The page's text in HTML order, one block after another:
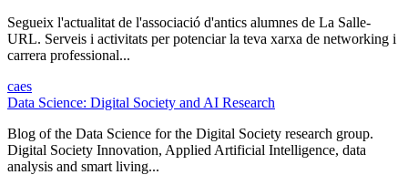
Segueix l'actualitat de l'associació d'antics alumnes de La Salle-
URL. Serveis i activitats per potenciar la teva xarxa de networking i
carrera professional...
caes
Data Science: Digital Society and AI Research
Blog of the Data Science for the Digital Society research group.
Digital Society Innovation, Applied Artificial Intelligence, data
analysis and smart living...